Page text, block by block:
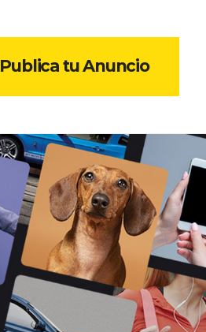
Publica tu Anuncio